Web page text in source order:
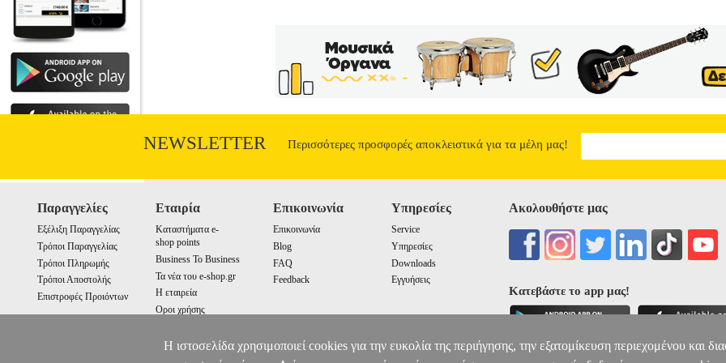
λείψανα του Μεγάλου Πρίγκιπα του Κιέβου λείπουν. Μια παρέα φίλων αναλαμβάνει να λύσει το μυστήριο
παρουσιάζεται ένα ιστορικό πανόραμα από τον 11ο ως τον 21ο αιώνα. Ακολουθούμε τα ίχνη του Γιαροσλάβ
Αυτοκρατορία, κι από τη Σοβιετική Ένωση του Β΄ Παγκοσμίου Πολέμου μέχρι τη σύγχρονη Ουκρανία. Τι
Πορφυρογέννητη και τον Στάλιν; Και τελικά, πού βρίσκονται τα λείψανα του ηγέτη των Ρους του Κιέβου; Το
Ουκρανού συγγραφέα Νίκολας Χόμιτς, «Το μυστικό της σαρκοφάγου», αποκαλύπτει τα μυστικά της
12.96
NEWSLETTER Περισσότερες προσφορές αποκλειστικά για τα μέλη μας!
Παραγγελίες
Εξέλιξη Παραγγελίας
Τρόποι Παραγγελίας
Τρόποι Πληρωμής
Τρόποι Αποστολής
Επιστροφές Προιόντων
Εταιρία
Καταστήματα e-
shop points
Business To Business
Τα νέα του e-shop.gr
Η εταιρεία
Οροι χρήσης
Επικοινωνία
Επικοινωνία
Blog
FAQ
Feedback
Υπηρεσίες
Service
Υπηρεσίες
Downloads
Εγγυήσεις
Ακολουθήστε μας
Κατεβάστε το app μας!
Η ιστοσελίδα χρησιμοποιεί cookies για την ευκολία της περιήγησης, την εξατομίκευση περιεχομένου και